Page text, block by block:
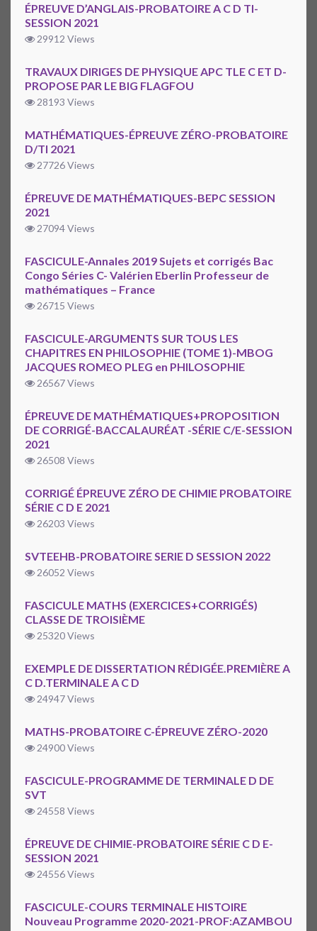
ÉPREUVE D’ANGLAIS-PROBATOIRE A C D TI-
SESSION 2021
29912 Views
TRAVAUX DIRIGES DE PHYSIQUE APC TLE C ET D-
PROPOSE PAR LE BIG FLAGFOU
28193 Views
MATHÉMATIQUES-ÉPREUVE ZÉRO-PROBATOIRE
D/TI 2021
27726 Views
ÉPREUVE DE MATHÉMATIQUES-BEPC SESSION
2021
27094 Views
FASCICULE-Annales 2019 Sujets et corrigés Bac
Congo Séries C- Valérien Eberlin Professeur de
mathématiques – France
26715 Views
FASCICULE-ARGUMENTS SUR TOUS LES
CHAPITRES EN PHILOSOPHIE (TOME 1)-MBOG
JACQUES ROMEO PLEG en PHILOSOPHIE
26567 Views
ÉPREUVE DE MATHÉMATIQUES+PROPOSITION
DE CORRIGÉ-BACCALAURÉAT -SÉRIE C/E-SESSION
2021
26508 Views
CORRIGÉ ÉPREUVE ZÉRO DE CHIMIE PROBATOIRE
SÉRIE C D E 2021
26203 Views
SVTEEHB-PROBATOIRE SERIE D SESSION 2022
26052 Views
FASCICULE MATHS (EXERCICES+CORRIGÉS)
CLASSE DE TROISIÈME
25320 Views
EXEMPLE DE DISSERTATION RÉDIGÉE.PREMIÈRE A
C D.TERMINALE A C D
24947 Views
MATHS-PROBATOIRE C-ÉPREUVE ZÉRO-2020
24900 Views
FASCICULE-PROGRAMME DE TERMINALE D DE
SVT
24558 Views
ÉPREUVE DE CHIMIE-PROBATOIRE SÉRIE C D E-
SESSION 2021
24556 Views
FASCICULE-COURS TERMINALE HISTOIRE
Nouveau Programme 2020-2021-PROF:AZAMBOU